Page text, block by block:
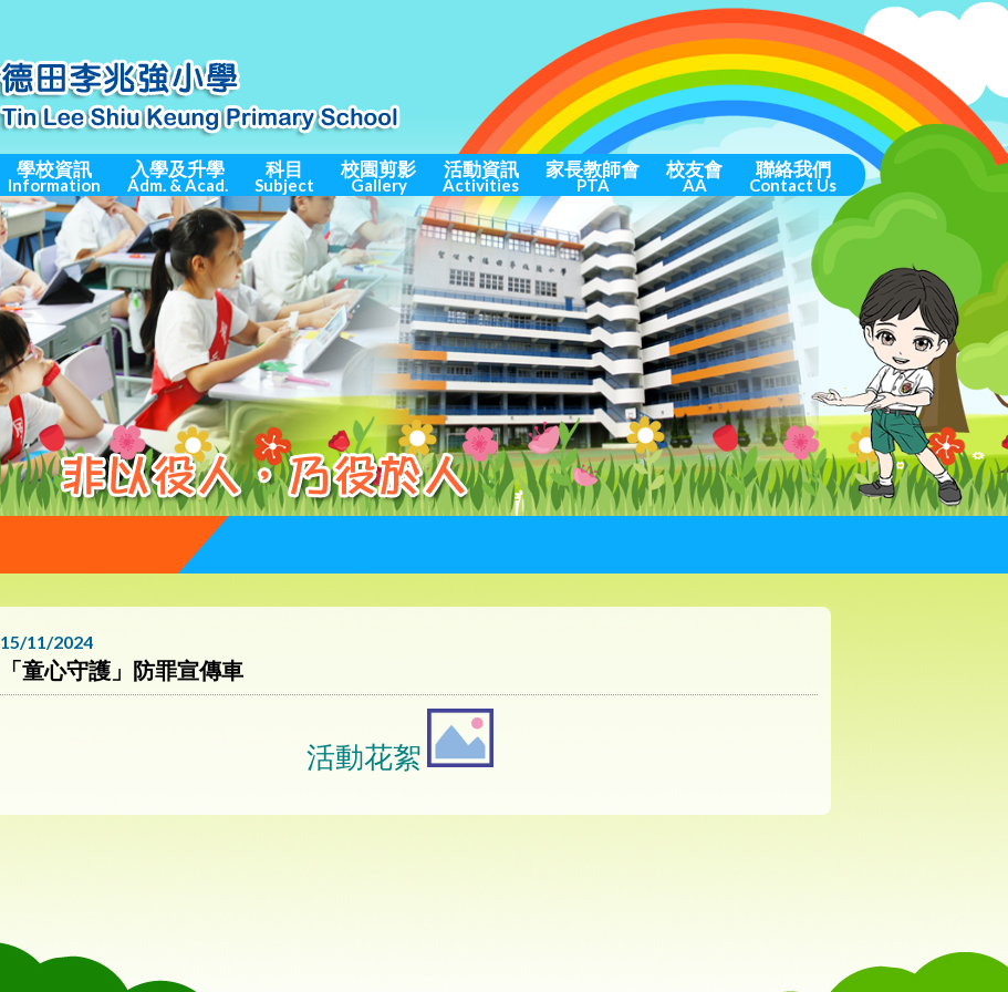
學校資訊
Information
入學及升學
Adm. & Acad.
科目
Subject
校園剪影
Gallery
活動資訊
Activities
家長教師會
PTA
校友會
AA
聯絡我們
Contact Us
15/11/2024
「童心守護」防罪宣傳車
活動花絮